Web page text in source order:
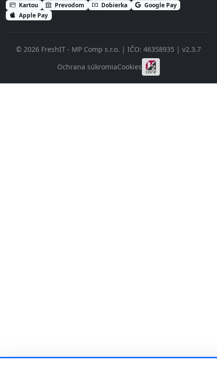
Kartou Prevodom Dobierka
Google Pay
Apple Pay
© 2026 FreshIT - MP Comp s.r.o. | IČO: 46358935 | v2.3.7
Ochrana súkromiaCookies